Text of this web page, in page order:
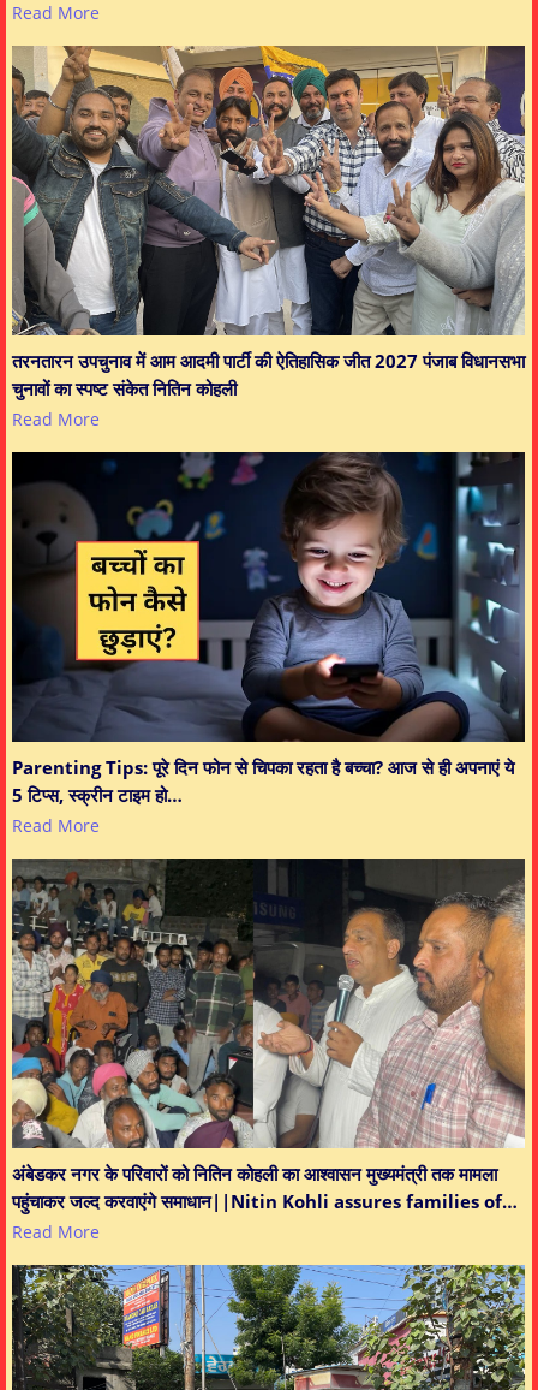
Read More
तरनतारन उपचुनाव में आम आदमी पार्टी की ऐतिहासिक जीत 2027 पंजाब विधानसभा
चुनावों का स्पष्ट संकेत नितिन कोहली
Read More
Parenting Tips: पूरे दिन फोन से चिपका रहता है बच्चा? आज से ही अपनाएं ये
5 टिप्स, स्क्रीन टाइम हो…
Read More
अंबेडकर नगर के परिवारों को नितिन कोहली का आश्वासन मुख्यमंत्री तक मामला
पहुंचाकर जल्द करवाएंगे समाधान||Nitin Kohli assures families of…
Read More